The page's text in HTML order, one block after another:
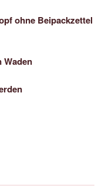
ohne Beipackzettel
Waden